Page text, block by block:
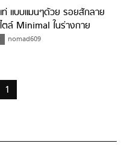
ท่ แบบแมนๆด้วย รอยสักลาย
ตล์ Minimal ในร่างกาย
nomad609
1